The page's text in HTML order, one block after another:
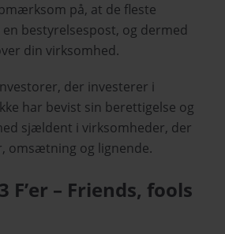
på, at de fleste
bestyrelsespost, og dermed
din virksomhed.
der investerer i
har bevist sin berettigelse og
sjældent i virksomheder, der
omsætning og lignende.
F’er – Friends, fools